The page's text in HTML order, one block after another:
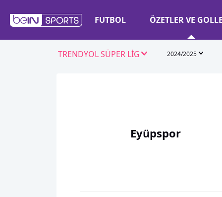
FUTBOL ÖZETLER VE
TRENDYOL SÜPER LİG 2024/2025
Eyüpspor